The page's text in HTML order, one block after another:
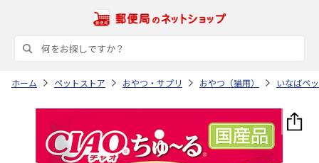
ホーム ペットストア おやつ・サプリ おやつ（猫用） いなばペ